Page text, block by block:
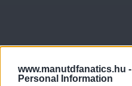
www.manutdfanatics.hu -
Personal Information